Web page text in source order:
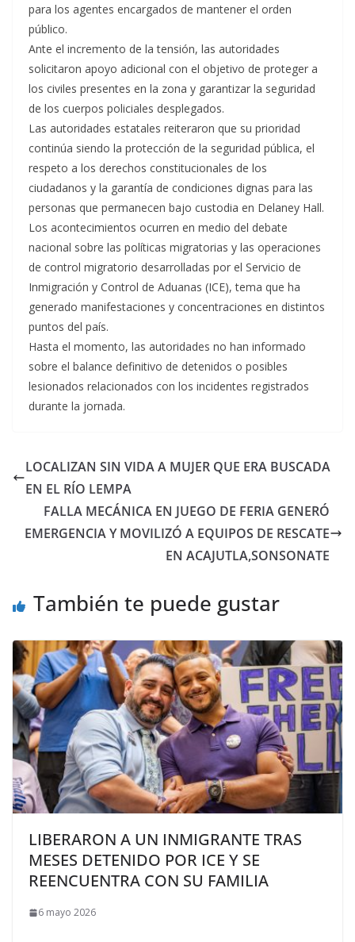
para los agentes encargados de mantener el orden
público.
Ante el incremento de la tensión, las autoridades
solicitaron apoyo adicional con el objetivo de proteger a
los civiles presentes en la zona y garantizar la seguridad
de los cuerpos policiales desplegados.
Las autoridades estatales reiteraron que su prioridad
continúa siendo la protección de la seguridad pública, el
respeto a los derechos constitucionales de los
ciudadanos y la garantía de condiciones dignas para las
personas que permanecen bajo custodia en Delaney Hall.
Los acontecimientos ocurren en medio del debate
nacional sobre las políticas migratorias y las operaciones
de control migratorio desarrolladas por el Servicio de
Inmigración y Control de Aduanas (ICE), tema que ha
generado manifestaciones y concentraciones en distintos
puntos del país.
Hasta el momento, las autoridades no han informado
sobre el balance definitivo de detenidos o posibles
lesionados relacionados con los incidentes registrados
durante la jornada.
LOCALIZAN SIN VIDA A MUJER QUE ERA BUSCADA
EN EL RÍO LEMPA
FALLA MECÁNICA EN JUEGO DE FERIA GENERÓ
EMERGENCIA Y MOVILIZÓ A EQUIPOS DE RESCATE
EN ACAJUTLA,SONSONATE
También te puede gustar
LIBERARON A UN INMIGRANTE TRAS
MESES DETENIDO POR ICE Y SE
REENCUENTRA CON SU FAMILIA
6 mayo 2026